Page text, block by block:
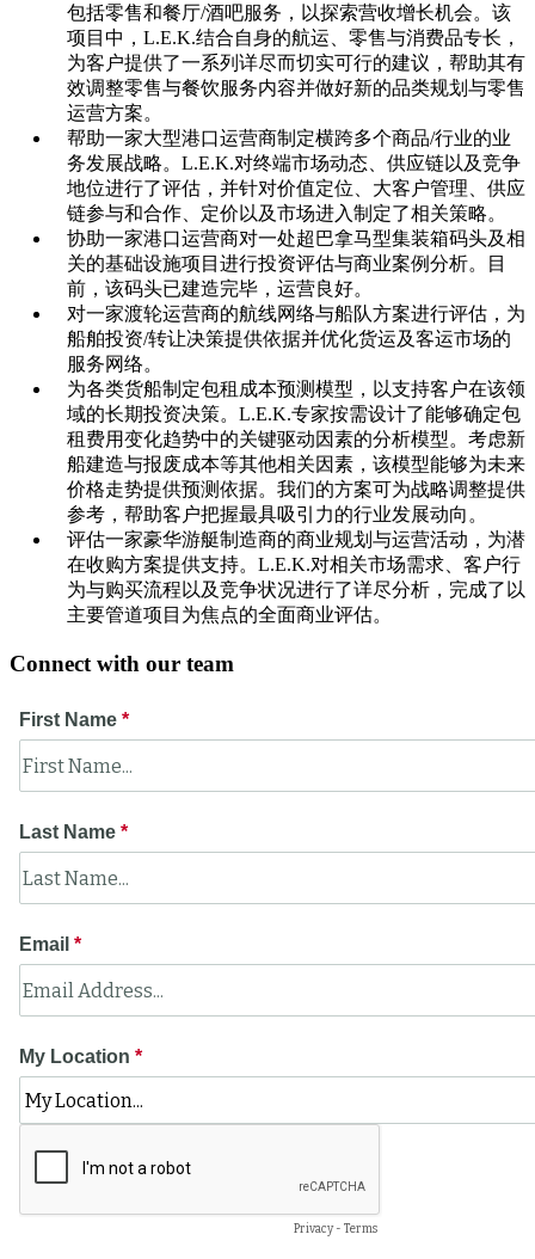
包括零售和餐厅/酒吧服务，以探索营收增长机会。该
项目中，L.E.K.结合自身的航运、零售与消费品专长，
为客户提供了一系列详尽而切实可行的建议，帮助其有
效调整零售与餐饮服务内容并做好新的品类规划与零售
运营方案。
帮助一家大型港口运营商制定横跨多个商品/行业的业
务发展战略。L.E.K.对终端市场动态、供应链以及竞争
地位进行了评估，并针对价值定位、大客户管理、供应
链参与和合作、定价以及市场进入制定了相关策略。
协助一家港口运营商对一处超巴拿马型集装箱码头及相
关的基础设施项目进行投资评估与商业案例分析。目
前，该码头已建造完毕，运营良好。
对一家渡轮运营商的航线网络与船队方案进行评估，为
船舶投资/转让决策提供依据并优化货运及客运市场的
服务网络。
为各类货船制定包租成本预测模型，以支持客户在该领
域的长期投资决策。L.E.K.专家按需设计了能够确定包
租费用变化趋势中的关键驱动因素的分析模型。考虑新
船建造与报废成本等其他相关因素，该模型能够为未来
价格走势提供预测依据。我们的方案可为战略调整提供
参考，帮助客户把握最具吸引力的行业发展动向。
评估一家豪华游艇制造商的商业规划与运营活动，为潜
在收购方案提供支持。L.E.K.对相关市场需求、客户行
为与购买流程以及竞争状况进行了详尽分析，完成了以
主要管道项目为焦点的全面商业评估。
Connect with our team